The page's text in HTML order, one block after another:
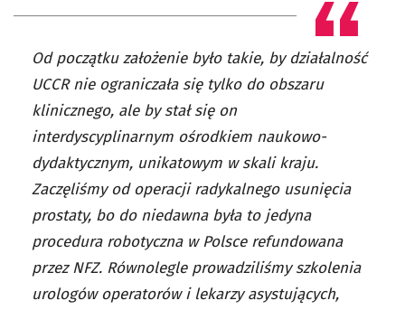
Od początku założenie było takie, by działalność
UCCR nie ograniczała się tylko do obszaru
klinicznego, ale by stał się on
interdyscyplinarnym ośrodkiem naukowo-
dydaktycznym, unikatowym w skali kraju.
Zaczęliśmy od operacji radykalnego usunięcia
prostaty, bo do niedawna była to jedyna
procedura robotyczna w Polsce refundowana
przez NFZ. Równolegle prowadziliśmy szkolenia
urologów operatorów i lekarzy asystujących,